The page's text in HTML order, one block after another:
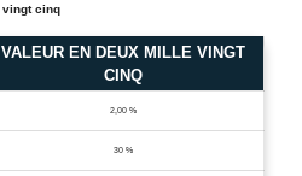
vingt cinq
VALEUR EN DEUX MILLE VINGT
CINQ
2,00 %
30 %